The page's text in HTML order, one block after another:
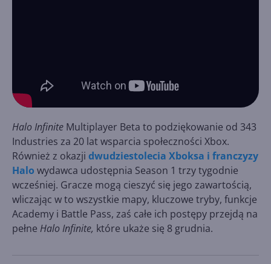
Halo Infinite Multiplayer Beta to podziękowanie od 343
Industries za 20 lat wsparcia społeczności Xbox.
Również z okazji dwudziestolecia Xboksa i franczyzy
Halo wydawca udostępnia Season 1 trzy tygodnie
wcześniej. Gracze mogą cieszyć się jego zawartością,
wliczając w to wszystkie mapy, kluczowe tryby, funkcje
Academy i Battle Pass, zaś całe ich postępy przejdą na
pełne Halo Infinite, które ukaże się 8 grudnia.